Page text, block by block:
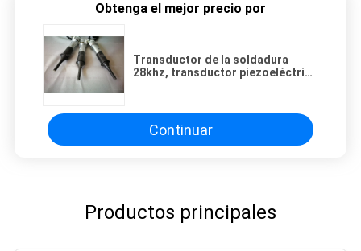
Obtenga el mejor precio por
Transductor de la soldadura
28khz, transductor piezoeléctrico
Continuar
Productos principales